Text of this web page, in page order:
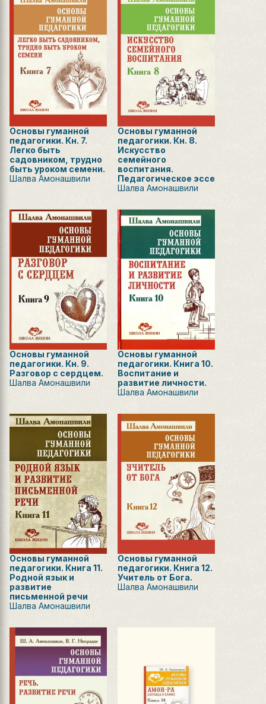
Основы гуманной
педагогики. Кн. 7.
Легко быть
садовником, трудно
быть уроком семени.
Шалва Амонашвили
Основы гуманной
педагогики. Кн. 8.
Искусство
семейного
воспитания.
Педагогическое эссе
Шалва Амонашвили
Основы гуманной
педагогики. Кн. 9.
Разговор с сердцем.
Шалва Амонашвили
Основы гуманной
педагогики. Книга 10.
Воспитание и
развитие личности.
Шалва Амонашвили
Основы гуманной
педагогики. Книга 11.
Родной язык и
развитие
письменной речи
Шалва Амонашвили
Основы гуманной
педагогики. Книга 12.
Учитель от Бога.
Шалва Амонашвили